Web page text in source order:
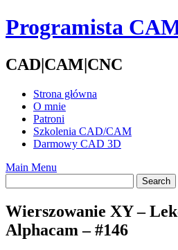
Skip
to
Programista
CAD|CAM|CNC
Strona główna
O mnie
Patroni
Szkolenia CAD/CAM
Darmowy CAD 3D
Main Menu
Wierszowanie XY –
Alphacam – #146